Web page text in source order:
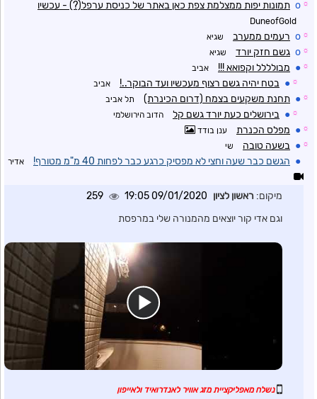
☼
o תמונות יפות ממצלמת צפת כאן באתר של כניסת ערפל(?) - עכשיו
DuneofGold
☼
o רעמים ממערב שגיא
☼
o גשם חזק יורד שגיא
☼
● מבולללל וקפואא !!! אביב
☼
● בטח יהיה גשם רצוף מעכשיו ועד הבוקר..! אביב
☼
● תחנת משקעים בצמח (דרום הכינרת) תל אביב
☼
● בירושלים כעת יורד גשם קל הדוב הירושלמי
☼
● מפלס הכנרת ענן בודד
☼
● בשעה טובה שי
● הגשם כבר שעה וחצי לא מפסיק כרגע כבר לפחות 40 מ"מ מטורף! אדיר
מיקום: ראשון לציון 09/01/2020 19:05
259
וגם אדי קור יוצאים מהמנורה שלי במרפסת
נשלח מאפליקציית מזג אוויר לאנדרואיד ולאייפון